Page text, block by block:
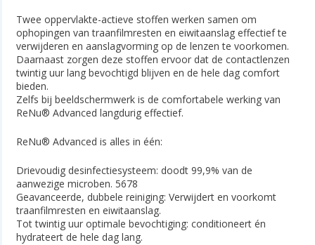
Twee oppervlakte-actieve stoffen werken samen om
ophopingen van traanfilmresten en eiwitaanslag effectief te
verwijderen en aanslagvorming op de lenzen te voorkomen.
Daarnaast zorgen deze stoffen ervoor dat de contactlenzen
twintig uur lang bevochtigd blijven en de hele dag comfort
bieden.
Zelfs bij beeldschermwerk is de comfortabele werking van
ReNu® Advanced langdurig effectief.
ReNu® Advanced is alles in één:
Drievoudig desinfectiesysteem: doodt 99,9% van de
aanwezige microben. 5678
Geavanceerde, dubbele reiniging: Verwijdert en voorkomt
traanfilmresten en eiwitaanslag.
Tot twintig uur optimale bevochtiging: conditioneert én
hydrateert de hele dag lang.